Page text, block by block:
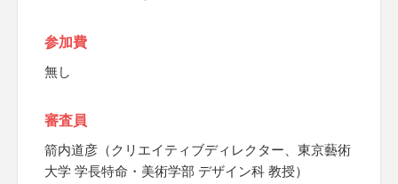
参加費
無し
審査員
箭内道彦（クリエイティブディレクター、東京藝術
大学 学長特命・美術学部 デザイン科 教授）